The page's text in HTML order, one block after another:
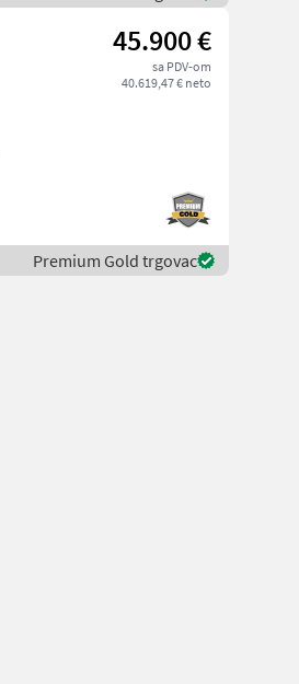
45.900 €
sa PDV-om
40.619,47 € neto
Premium Gold trgovac